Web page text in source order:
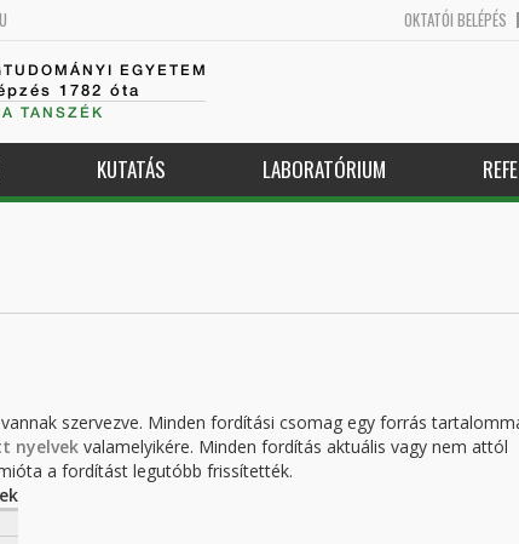
OKTATÓI BELÉPÉS
EGYETEM
1782 óta
TANSZÉK
KUTATÁS LABORATÓRIUM
szervezve. Minden fordítási csomag egy forrás
nyelvek valamelyikére. Minden fordítás aktuális vagy nem attól
a fordítást legutóbb frissítették.